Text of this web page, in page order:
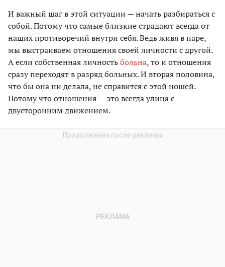
И важный шаг в этой ситуации — начать разбираться с
собой. Потому что самые близкие страдают всегда от
наших противоречий внутри себя. Ведь живя в паре,
мы выстраиваем отношения своей личности с другой.
А если собственная личностьбольна, то и отношения
сразу переходят в разряд больных. И вторая половина,
что бы она ни делала, не справится с этой ношей.
Потому что отношения — это всегда улица с
двусторонним движением.